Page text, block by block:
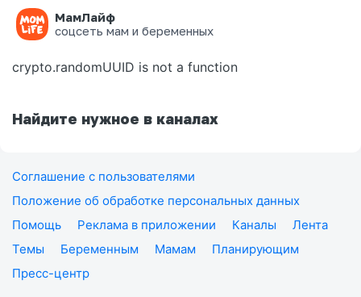
МамЛайф
соцсеть мам и беременных
Ошибка на странице
crypto.randomUUID is not a function
Найдите нужное в каналах
Соглашение с пользователями
Положение об обработке персональных данных
Помощь
Реклама в приложении Каналы
Лента
Темы
Беременным Мамам
Планирующим
Пресс-центр